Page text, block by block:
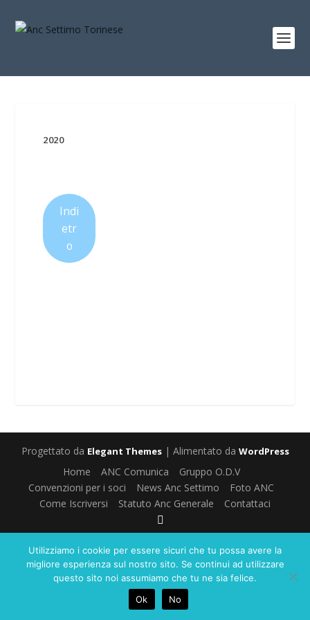
2020
Indi
etr
o
Progettato da Elegant Themes| Alimentato da WordPress
Home ANC Comunica
Gruppo O.D.V
Convenzioni per i soci
News Anc Settimo
Foto ANC
Come Iscriversi
Statuto Anc Generale Contattaci
Utilizziamo i cookie per essere sicuri che tu possa avere la
migliore esperienza sul nostro sito. Se continui ad utilizzare
questo sito noi assumiamo che tu ne sia felice.
Ok
No